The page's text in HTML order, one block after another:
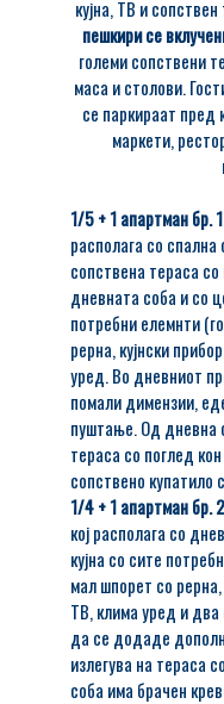
кујна, ТВ и
пешкири се
големи сопствени
маса и столови.
се паркираат пред
маркети,
1/5 + 1 апартман бр.
располага со
сопствена тераса
дневната соба и со
потребни елемнти
рерна, кујнски
уред. Во дневниот
помали димензии,
пуштање. Од дневна
тераса со поглед
сопствено купатило
1/4 + 1 апартман бр.
кој располага со
кујна со сите
мал шпорет со
ТВ, клима уред и
да се додаде
излегува на тераса
соба има брачен